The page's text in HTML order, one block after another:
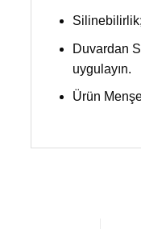
Duvardan
uygulayın.
Ürün